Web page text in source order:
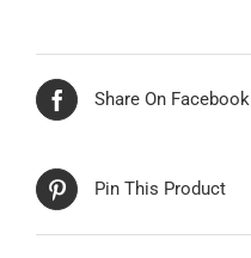
Share On Facebook
Pin This Product